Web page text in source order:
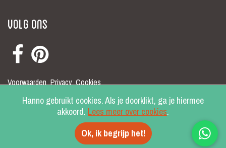
Volg ons
Voorwaarden Privacy Cookies
Hanno gebruikt cookies. Als je doorklikt, ga je hiermee
akkoord. Lees meer over cookies.
Ok, ik begrijp het!